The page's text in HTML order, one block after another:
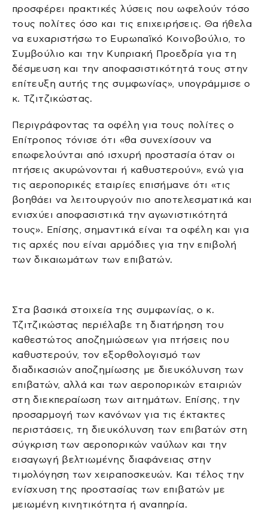
προσφέρει πρακτικές λύσεις που ωφελούν τόσο
τους πολίτες όσο και τις επιχειρήσεις. Θα ήθελα
να ευχαριστήσω το Ευρωπαϊκό Κοινοβούλιο, το
Συμβούλιο και την Κυπριακή Προεδρία για τη
δέσμευση και την αποφασιστικότητά τους στην
επίτευξη αυτής της συμφωνίας», υπογράμμισε ο
κ. Τζιτζικώστας.
Περιγράφοντας τα οφέλη για τους πολίτες ο
Επίτροπος τόνισε ότι «θα συνεχίσουν να
επωφελούνται από ισχυρή προστασία όταν οι
πτήσεις ακυρώνονται ή καθυστερούν», ενώ για
τις αεροπορικές εταιρίες επισήμανε ότι «τις
βοηθάει να λειτουργούν πιο αποτελεσματικά και
ενισχύει αποφασιστικά την αγωνιστικότητά
τους». Επίσης, σημαντικά είναι τα οφέλη και για
τις αρχές που είναι αρμόδιες για την επιβολή
των δικαιωμάτων των επιβατών.
Στα βασικά στοιχεία της συμφωνίας, ο κ.
Τζιτζικώστας περιέλαβε τη διατήρηση του
καθεστώτος αποζημιώσεων για πτήσεις που
καθυστερούν, τον εξορθολογισμό των
διαδικασιών αποζημίωσης με διευκόλυνση των
επιβατών, αλλά και των αεροπορικών εταιριών
στη διεκπεραίωση των αιτημάτων. Επίσης, την
προσαρμογή των κανόνων για τις έκτακτες
περιστάσεις, τη διευκόλυνση των επιβατών στη
σύγκριση των αεροπορικών ναύλων και την
εισαγωγή βελτιωμένης διαφάνειας στην
τιμολόγηση των χειραποσκευών. Και τέλος την
ενίσχυση της προστασίας των επιβατών με
μειωμένη κινητικότητα ή αναπηρία.